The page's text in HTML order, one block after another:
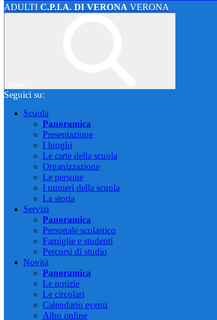
ADULTI C.P.I.A. DI VERONA VERONA
Seguici su:
Scuola
Panoramica
Presentazione
I luoghi
Le carte della scuola
Organizzazione
Le persone
I numeri della scuola
La storia
Servizi
Panoramica
Personale scolastico
Famiglie e studenti
Percorsi di studio
Novità
Panoramica
Le notizie
Le circolari
Calendario eventi
Albo online